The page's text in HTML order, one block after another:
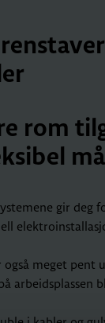
rom
gir deg
også meget pent
arbeidsplassen